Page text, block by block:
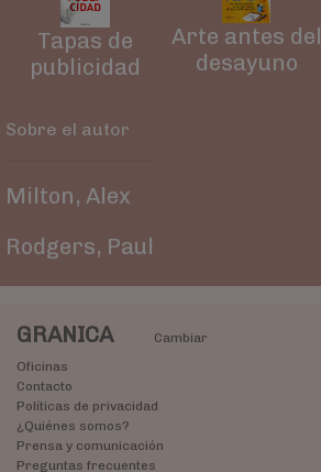
Tapas de
publicidad
Arte antes del
desayuno
Sobre el autor
Milton, Alex
Rodgers, Paul
GRANICA
Cambiar
Oficinas
Contacto
Políticas de privacidad
¿Quiénes somos?
Prensa y comunicación
Preguntas frecuentes